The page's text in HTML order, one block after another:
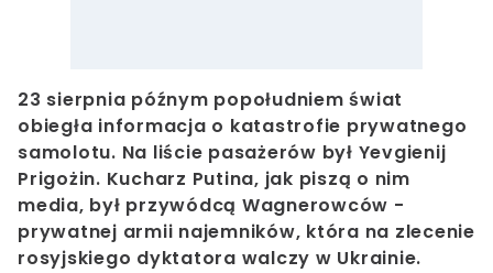
23 sierpnia późnym popołudniem świat
obiegła informacja o katastrofie prywatnego
samolotu. Na liście pasażerów był Yevgienij
Prigożin. Kucharz Putina, jak piszą o nim
media, był przywódcą Wagnerowców -
prywatnej armii najemników, która na zlecenie
rosyjskiego dyktatora walczy w Ukrainie.